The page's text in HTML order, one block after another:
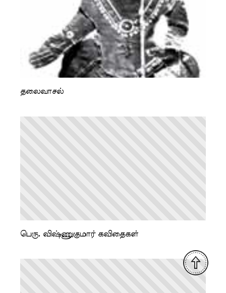
தலைவாசல்
பெரு. விஷ்ணுகுமார் கவிதைகள்